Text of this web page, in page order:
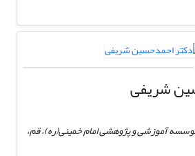
شریفی
آموزشی و پژوهشی امام خمینی(ره)، قم،